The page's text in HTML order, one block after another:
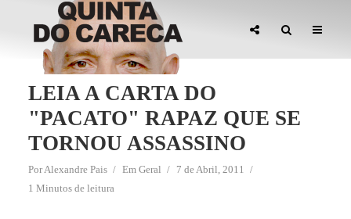
LEIA A CARTA DO
"PACATO" RAPAZ QUE SE
TORNOU ASSASSINO
PorAlexandre Pais Em Geral
7 de Abril, 2011
1 Minutos de leitura